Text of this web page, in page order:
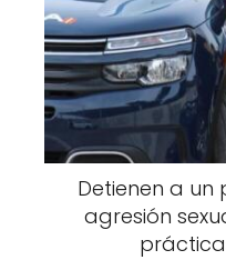
Detienen a
agresión